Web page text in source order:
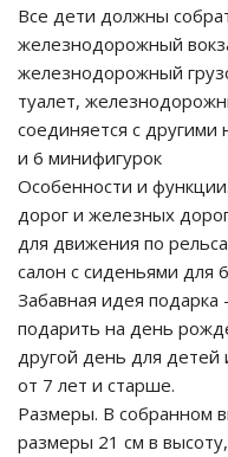
Все дети должны
железнодорожный
железнодорожный
туалет,
соединяется с другими
и 6 минифигурок
Особенности и
дорог и железных
для движения по
салон с сиденьями для
Забавная идея
подарить на день
другой день для детей
от 7 лет и старше.
Размеры. В собранном
размеры 21 см в